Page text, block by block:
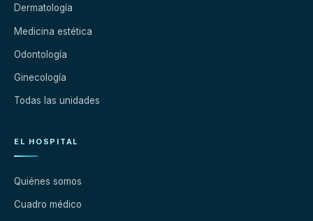
Dermatología
Medicina estética
Odontología
Ginecología
Todas las unidades
EL HOSPITAL
Quiénes somos
Cuadro médico